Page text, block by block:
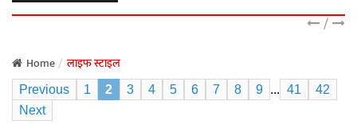
e
/
Home लाइफ स्टाइल
Previous 1 2 3 4 5 6 7 8 9 ... 41
42
Next